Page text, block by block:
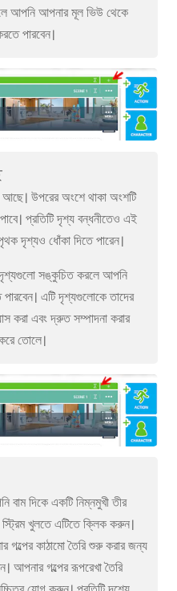
আপনি আপনার মূল ভিউ থেকে
পারবেন।
উপরের অংশে থাকা অংশটি
প্রতিটি দৃশ্য বন্ধনীতেও এই
দৃশ্যও ধোঁকা দিতে পারেন।
সঙ্কুচিত করলে আপনি
এটি দৃশ্যগুলোকে তাদের
করা এবং দ্রুত সম্পাদনা করার
তোলে।
বাম দিকে একটি নিম্নমুখী তীর
খুলতে এটিতে ক্লিক করুন।
কাঠামো তৈরি শুরু করার জন্য
আপনার গল্পের রূপরেখা তৈরি